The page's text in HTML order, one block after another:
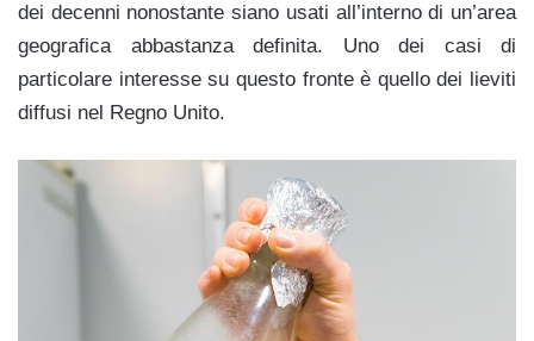
dei decenni nonostante siano usati all’interno di un’area
geografica abbastanza definita. Uno dei casi di
particolare interesse su questo fronte è quello dei lieviti
diffusi nel Regno Unito.